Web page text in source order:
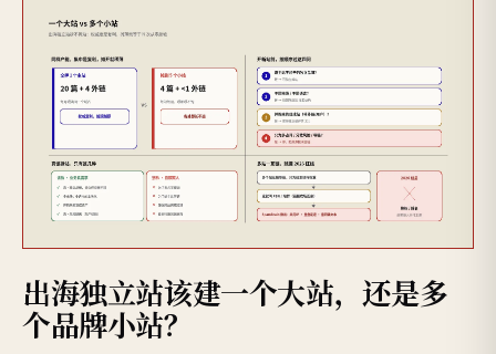
出海独立站该建一个大站，还是多
个品牌小站？